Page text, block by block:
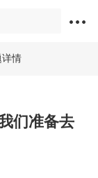
详情
们准备去